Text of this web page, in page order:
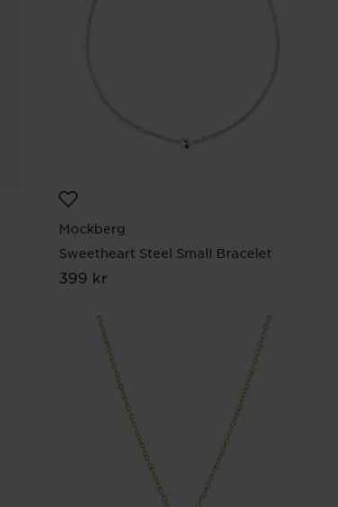
Mockberg
Sweetheart Steel Small Bracelet
Pris :399 kr
399 kr